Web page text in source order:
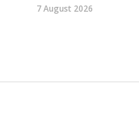
7 August 2026